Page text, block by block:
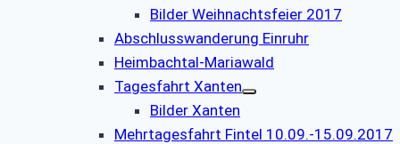
Bilder Weihnachtsfeier 2017
Abschlusswanderung Einruhr
Heimbachtal-Mariawald
Tagesfahrt Xanten
Bilder Xanten
Mehrtagesfahrt Fintel 10.09.-15.09.2017